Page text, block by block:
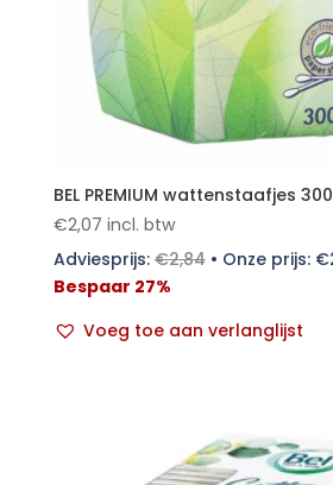
BEL PREMIUM wattenstaafjes
€2,07 incl. btw
Adviesprijs:€2,84• Onze prijs: €
Bespaar 27%
Voeg toe aan verlanglijst